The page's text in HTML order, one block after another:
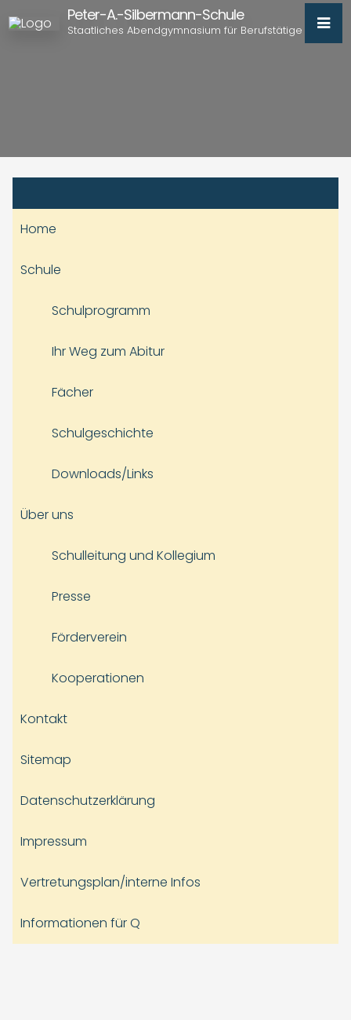
Peter-A.-Silbermann-Schule
Staatliches Abendgymnasium für Berufstätige
Home
Schule
Schulprogramm
Ihr Weg zum Abitur
Fächer
Schulgeschichte
Downloads/Links
Über uns
Schulleitung und Kollegium
Presse
Förderverein
Kooperationen
Kontakt
Sitemap
Datenschutzerklärung
Impressum
Vertretungsplan/interne Infos
Informationen für Q